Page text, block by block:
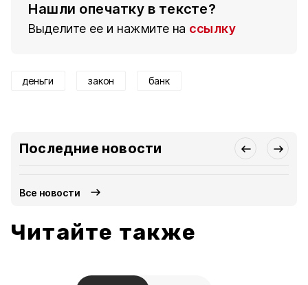
Нашли опечатку в тексте?
Выделите ее и нажмите на ссылку
деньги закон банк
Последние новости
Все новости
Читайте также